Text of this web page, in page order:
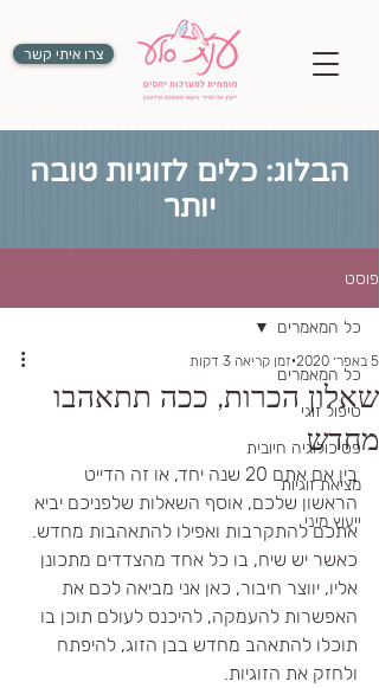
צרו איתי קשר
הבלוג: כלים לזוגיות טובה
יותר
פוסט
כל המאמרים
טיפול זוגי
פסיכולוגיה חיובית
מציאת זוגיות
ייעוץ מיני
כל המאמרים
שאלון הכרות, ככה תתאהבו
מחדש
5 באפר׳ 2020 זמן קריאה 3 דקות
בין אם אתם 20 שנה יחד, או זה הדייט
הראשון שלכם, אוסף השאלות שלפניכם יביא
אתכם להתקרבות ואפילו להתאהבות מחדש.
כאשר יש שיח, בו כל אחד מהצדדים מתכונן
אליו, יווצר חיבור, כאן אני מביאה לכם את
האפשרות להעמקה, להיכנס לעולם תוכן בו
תוכלו להתאהב מחדש בבן הזוג, להיפתח
ולחזק את הזוגיות.